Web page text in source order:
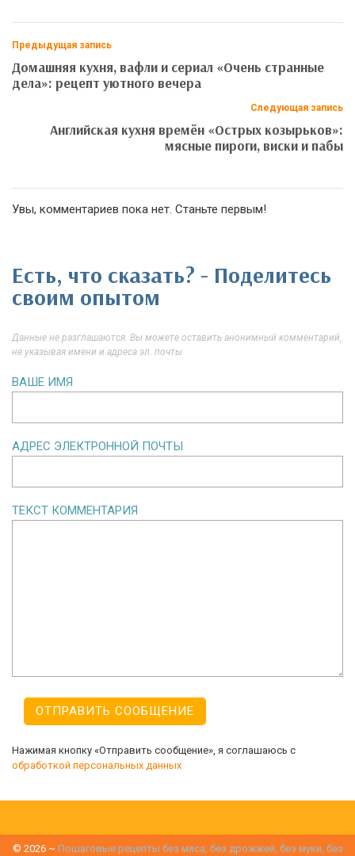
Предыдущая запись
Домашняя кухня, вафли и сериал «Очень странные
дела»: рецепт уютного вечера
Следующая запись
Английская кухня времён «Острых козырьков»:
мясные пироги, виски и пабы
Увы, комментариев пока нет. Станьте первым!
Есть, что сказать? - Поделитесь
своим опытом
Данные не разглашаются. Вы можете оставить анонимный комментарий,
не указывая имени и адреса эл. почты
ВАШЕ ИМЯ
АДРЕС ЭЛЕКТРОННОЙ ПОЧТЫ
ТЕКСТ КОММЕНТАРИЯ
Нажимая кнопку «Отправить сообщение», я соглашаюсь с
обработкой персональных данных
© 2026~ Пошаговые рецепты без мяса, без дрожжей, без муки, без